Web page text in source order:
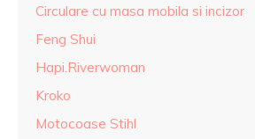
Circulare cu masa mobila si incizor
Feng Shui
Hapi.Riverwoman
Kroko
Motocoase Stihl